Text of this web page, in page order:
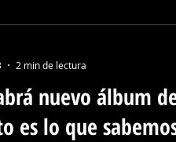
nuevo álbum
es lo que
2 min de lectura